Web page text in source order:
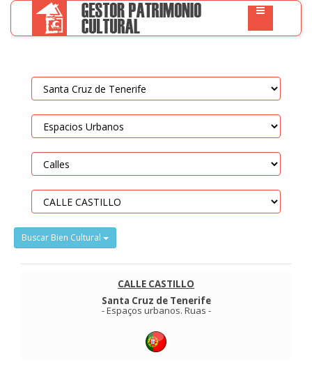
Buscar Bien Cultural
CALLE CASTILLO
Santa Cruz de Tenerife
-Espaços urbanos. Ruas -